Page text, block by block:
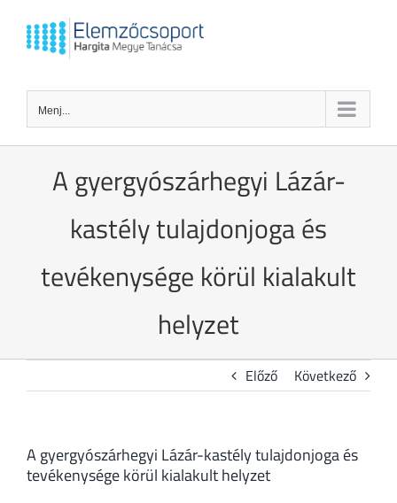
Menj...
A gyergyószárhegyi Lázár-
kastély tulajdonjoga és
tevékenysége körül kialakult
helyzet
Előző Következő
A gyergyószárhegyi Lázár-kastély tulajdonjoga és
tevékenysége körül kialakult helyzet